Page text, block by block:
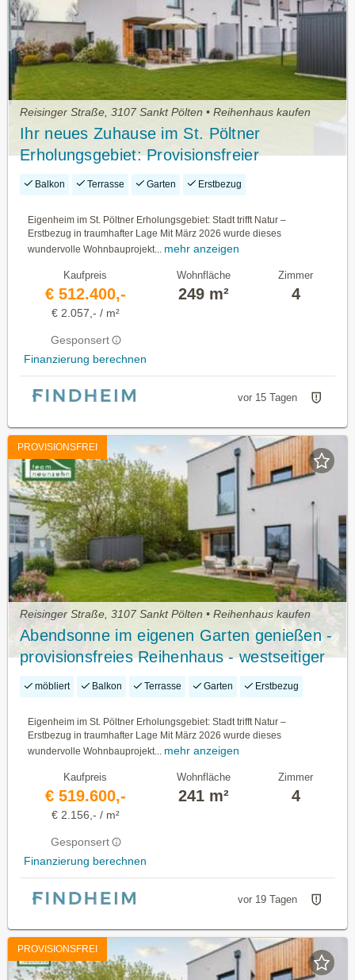
Reisinger Straße, 3107 Sankt Pölten • Reihenhaus kaufen
Ihr neues Zuhause im St. Pöltner
Erholungsgebiet: Provisionsfreier
Erstbezug in traumhafter Lage!
Balkon Terrasse Garten Erstbezug
Eigenheim im St. Pöltner Erholungsgebiet: Stadt trifft Natur –
Erstbezug in traumhafter Lage Mit März 2026 wurde dieses
wundervolle Wohnbauprojekt...
mehr anzeigen
Kaufpreis
€ 512.400,-
€ 2.057,- / m²
Gesponsert
Finanzierung berechnen
Wohnfläche
249 m²
Zimmer
4
vor 15 Tagen
PROVISIONSFREI
Reisinger Straße, 3107 Sankt Pölten • Reihenhaus kaufen
Abendsonne im eigenen Garten genießen -
provisionsfreies Reihenhaus - westseitiger
Garten & Balkon!
möbliert Balkon Terrasse Garten Erstbezug
Eigenheim im St. Pöltner Erholungsgebiet: Stadt trifft Natur –
Erstbezug in traumhafter Lage Mit März 2026 wurde dieses
wundervolle Wohnbauprojekt... mehr anzeigen
Kaufpreis
€ 519.600,-
€ 2.156,- / m²
Gesponsert
Finanzierung berechnen
Wohnfläche
241 m²
Zimmer
4
vor 19 Tagen
PROVISIONSFREI